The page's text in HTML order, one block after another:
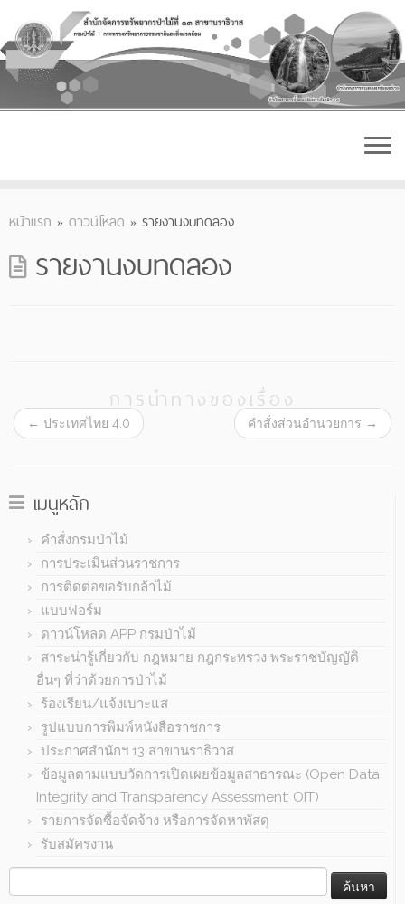
content
หน้าแรก » ดาวน์โหลด » รายงานงบทดลอง
รายงานงบทดลอง
การนำทางของเรื่อง
← ประเทศไทย 4.0 คำสั่งส่วนอำนวยการ →
เมนูหลัก
คำสั่งกรมป่าไม้
การประเมินส่วนราชการ
การติดต่อขอรับกล้าไม้
แบบฟอร์ม
ดาวน์โหลด APP กรมป่าไม้
สาระน่ารู้เกี่ยวกับ กฎหมาย กฎกระทรวง พระราชบัญญัติ
อื่นๆ ที่ว่าด้วยการป่าไม้
ร้องเรียน/แจ้งเบาะแส
รูปแบบการพิมพ์หนังสือราชการ
ประกาศสำนักฯ 13 สาขานราธิวาส
ข้อมูลตามแบบวัดการเปิดเผยข้อมูลสาธารณะ (Open Data
Integrity and Transparency Assessment: OIT)
รายการจัดซื้อจัดจ้าง หรือการจัดหาพัสดุ
รับสมัครงาน
สำหรับ: